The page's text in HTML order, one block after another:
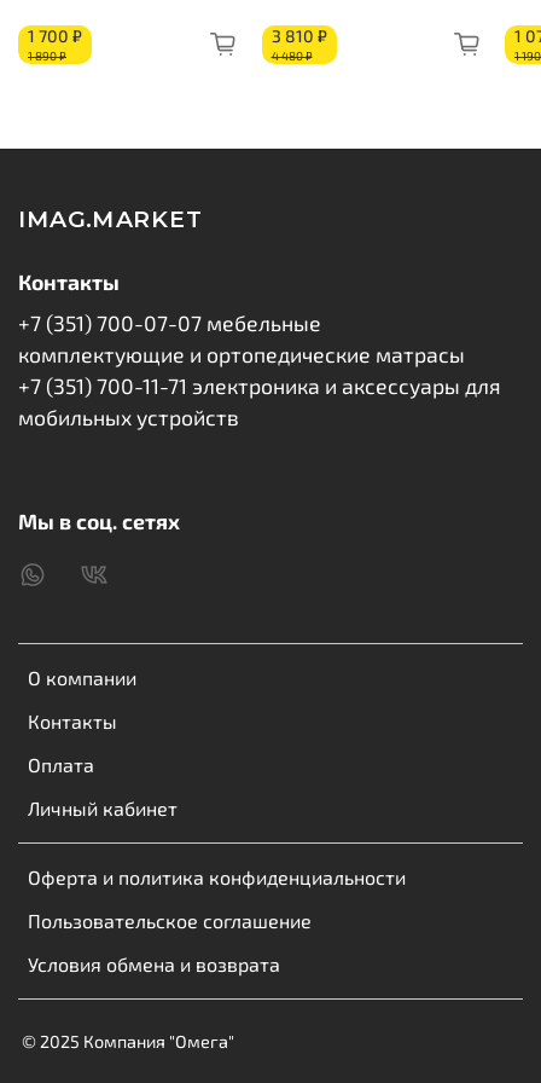
Короб из ППУ
1 700 ₽
1 890 ₽
3 810 ₽
4 480 ₽
1
1
IMAG.MARKET
О компании
Контакты
Оплата
Личный кабинет
Оферта и политика конфиденциальности
Пользовательское соглашение
Условия обмена и возврата
Контакты
+7 (351) 700-07-07 мебельные
комплектующие и ортопедические матрасы
+7 (351) 700-11-71 электроника и аксессуары для
мобильных устройств
Мы в соц. сетях
© 2025 Компания "Омега"